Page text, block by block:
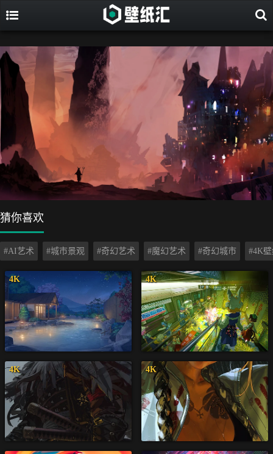
猜你喜欢
#AI艺术 #城市景观 #奇幻艺术 #魔幻艺术 #奇幻城市 #4K
4K 4K
4K 4K